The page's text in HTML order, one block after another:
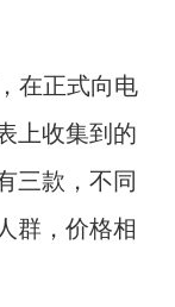
在正式向电
上收集到的
三款，不同
群，价格相